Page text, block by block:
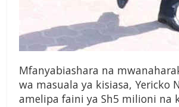
Mfanyabiashara na
wa masuala ya kisiasa, Yericko
amelipa faini ya Sh5 milioni na